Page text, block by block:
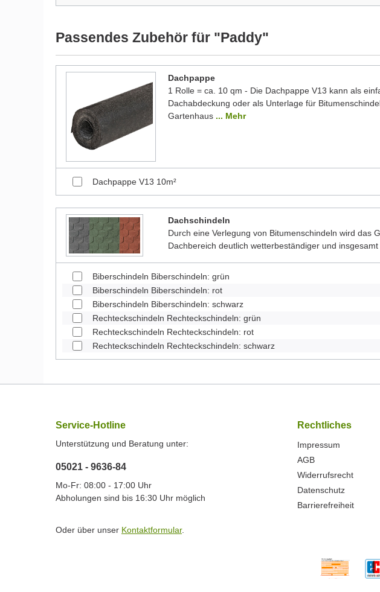
Passendes Zubehör für "Paddy"
Dachpappe
1 Rolle = ca. 10 qm - Die Dachpappe V13 kann als
Dachabdeckung oder als Unterlage für
Gartenhaus ... Mehr
Dachpappe V13 10m²
Dachschindeln
Durch eine Verlegung von Bitumenschindeln wird das
Dachbereich deutlich wetterbeständiger und insgesamt
Biberschindeln Biberschindeln: grün
Biberschindeln Biberschindeln: rot
Biberschindeln Biberschindeln: schwarz
Rechteckschindeln Rechteckschindeln: grün
Rechteckschindeln Rechteckschindeln: rot
Rechteckschindeln Rechteckschindeln: schwarz
Service-Hotline
Unterstützung und Beratung unter:
05021 - 9636-84
Mo-Fr: 08:00 - 17:00 Uhr
Abholungen sind bis 16:30 Uhr möglich
Oder über unser Kontaktformular.
Rechtliches
Impressum
AGB
Widerrufsrecht
Datenschutz
Barrierefreiheit